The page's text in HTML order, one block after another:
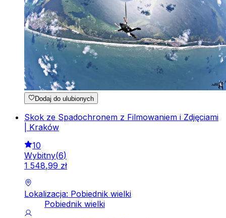
Dodaj do ulubionych
Skok ze Spadochronem z Filmowaniem i Zdjęciami
| Kraków
10
Wybitny(6)
1 548,99 zł
Lokalizacja: Pobiednik wielki
Pobiednik wielki